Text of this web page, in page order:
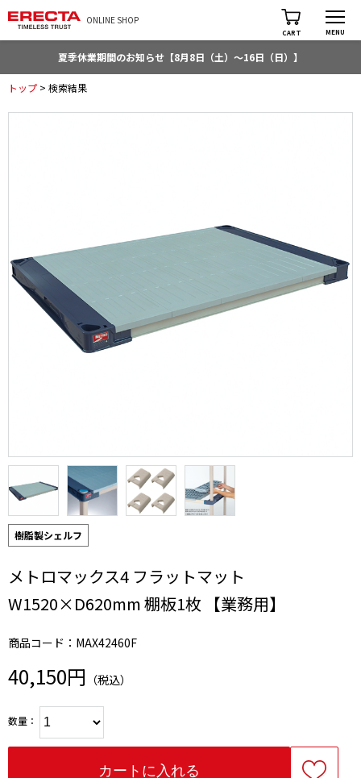
ONLINE SHOP
CART MENU
夏季休業期間のお知らせ【8月8日（土）～16日（日）】
トップ > 検索結果
樹脂製シェルフ
メトロマックス4 フラットマット
W1520×D620mm 棚板1枚 【業務用】
商品コード：MAX42460F
40,150円 （税込）
数量：